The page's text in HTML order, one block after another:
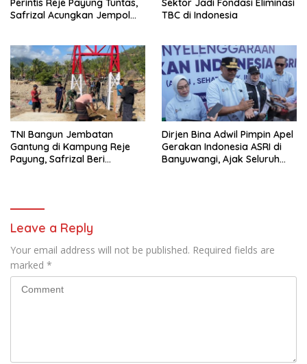
Perintis Reje Payung Tuntas,
Safrizal Acungkan Jempol
Sektor Jadi Fondasi Eliminasi
TBC di Indonesia
TNI Bangun Jembatan
Gantung di Kampung Reje
Payung, Safrizal Beri
Dirjen Bina Adwil Pimpin Apel
Gerakan Indonesia ASRI di
Banyuwangi, Ajak Seluruh
Leave a Reply
Your email address will not be published. Required fields are
marked *